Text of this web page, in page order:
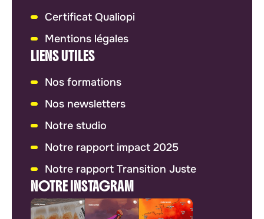
Certificat Qualiopi
Mentions légales
LIENS UTILES
Nos formations
Nos newsletters
Notre studio
Notre rapport impact 2025
Notre rapport Transition Juste
NOTRE INSTAGRAM